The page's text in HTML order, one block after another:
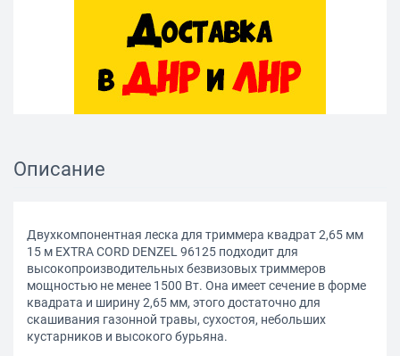
Описание
Двухкомпонентная леска для триммера квадрат 2,65 мм
15 м EXTRA CORD DENZEL 96125 подходит для
высокопроизводительных безвизовых триммеров
мощностью не менее 1500 Вт. Она имеет сечение в форме
квадрата и ширину 2,65 мм, этого достаточно для
скашивания газонной травы, сухостоя, небольших
кустарников и высокого бурьяна.